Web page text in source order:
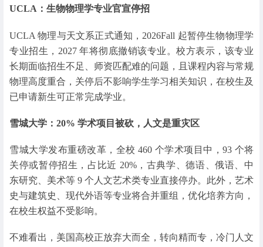
UCLA：生物物理学专业官宣停招
UCLA 物理与天文系正式通知，2026Fall 起暂停生物物理学
专业招生，2027 年将彻底撤销该专业。校方表示，该专业
长期面临招生不足、师资匹配难的问题，且课程内容与常规
物理高度重合，关停后不影响学生学习相关知识，在校生及
已申请新生可正常完成学业。
雪城大学：20% 学术项目被砍，人文是重灾区
雪城大学发布重磅改革，全校 460 个学术项目中，93 个将
关停或暂停招生，占比近 20%，古典学、德语、俄语、中
东研究、美术等 9 个人文艺术类专业直接停办。此外，艺术
史与建筑史、现代外语等专业将合并重组，优化培养方向，
在校生权益不受影响。
不难看出，美国高校正放弃大而全，转向精而专，冷门人文